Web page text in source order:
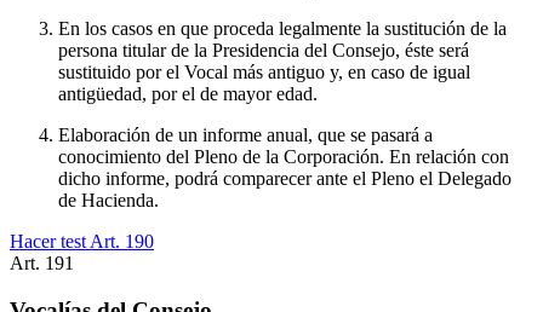
En los casos en que proceda legalmente la sustitución de la
persona titular de la Presidencia del Consejo, éste será
sustituido por el Vocal más antiguo y, en caso de igual
antigüedad, por el de mayor edad.
Elaboración de un informe anual, que se pasará a
conocimiento del Pleno de la Corporación. En relación con
dicho informe, podrá comparecer ante el Pleno el Delegado
de Hacienda.
Hacer test Art. 190
Art. 191